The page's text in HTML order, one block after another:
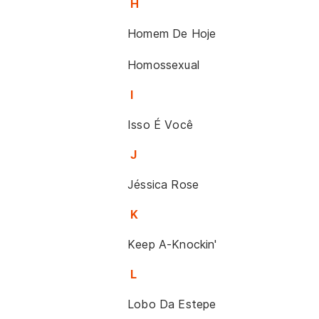
H
Homem De Hoje
Homossexual
I
Isso É Você
J
Jéssica Rose
K
Keep A-Knockin'
L
Lobo Da Estepe